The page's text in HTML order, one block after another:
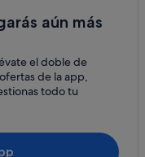
aún más
el doble de
de la app,
todo tu